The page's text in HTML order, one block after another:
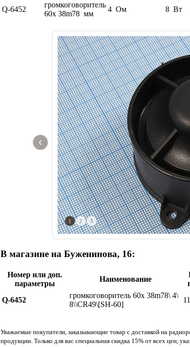
Q-6452
громкоговоритель
60x 38m78 мм
4 Ом 8 Вт
‹
1 2 3
В магазине на Буженинова, 16:
Номер или доп.
параметры
Наименование
Q-6452
громкоговоритель 60x 38m78\ 4\
8\\CR49\[SH-60]
Уважаемые покупатели, заказывающие товар с доставкой на
продукции. Только для вас специальная скидка 15% от всех цен,